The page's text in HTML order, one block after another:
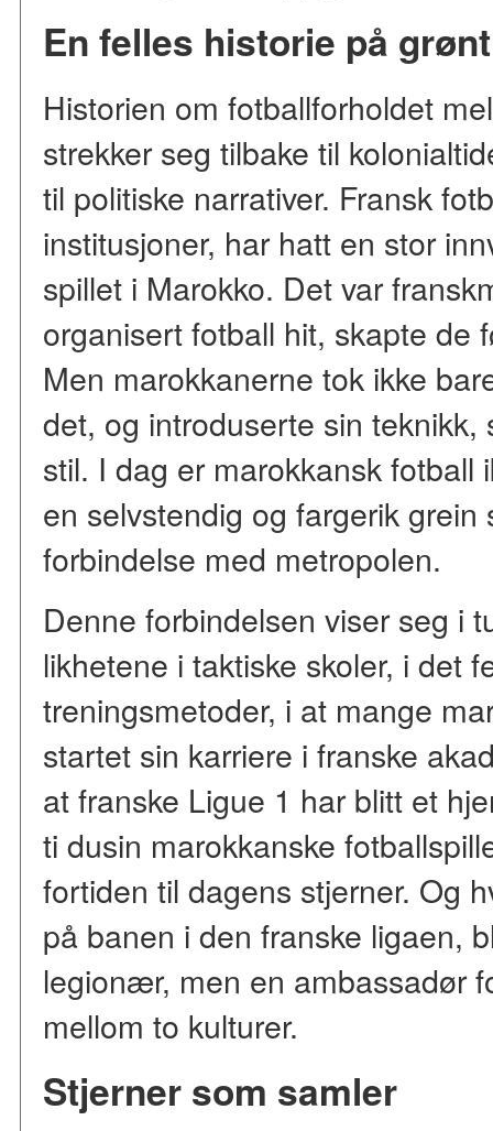
En felles historie på
Historien om fotballforholdet
strekker seg tilbake til
til politiske narrativer. Fransk
institusjoner, har hatt en stor
spillet i Marokko. Det var
organisert fotball hit, skapte de
Men marokkanerne tok ikke
det, og introduserte sin
stil. I dag er marokkansk fotball
en selvstendig og fargerik
forbindelse med metropolen.
Denne forbindelsen viser seg i
likhetene i taktiske skoler, i det
treningsmetoder, i at mange
startet sin karriere i franske
at franske Ligue 1 har blitt et
ti dusin marokkanske
fortiden til dagens stjerner. Og
på banen i den franske ligaen,
legionær, men en ambassadør
mellom to kulturer.
Stjerner som samler